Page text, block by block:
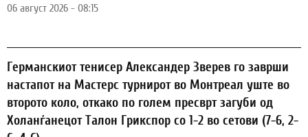
06 август 2026 - 08:15
Германскиот тенисер Александер Зверев го заврши
настапот на Мастерс турнирот во Монтреал уште во
второто коло, откако по голем пресврт загуби од
Холанѓанецот Талон Грикспор со 1-2 во сетови (7-6, 2-